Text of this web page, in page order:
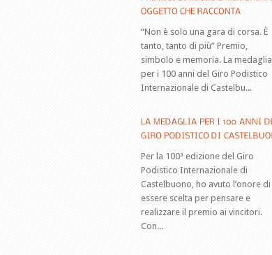
“Non è solo una gara di corsa. È
tanto, tanto di più” Premio,
simbolo e memoria. La medaglia
per i 100 anni del Giro Podistico
Internazionale di Castelbu...
Per la 100ª edizione del Giro
Podistico Internazionale di
Castelbuono, ho avuto l’onore di
essere scelta per pensare e
realizzare il premio ai vincitori.
Con...